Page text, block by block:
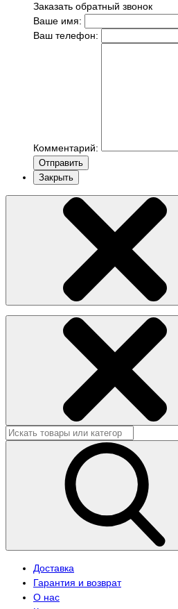
Заказать обратный звонок
Ваше имя:
Ваш телефон:
Комментарий:
Отправить
Закрыть
Доставка
Гарантия и возврат
О нас